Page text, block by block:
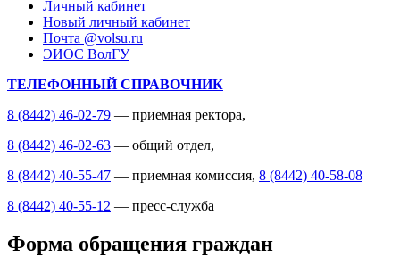
Личный кабинет
Новый личный кабинет
Почта @volsu.ru
ЭИОС ВолГУ
ТЕЛЕФОННЫЙ СПРАВОЧНИК
8 (8442) 46-02-79 — приемная ректора,
8 (8442) 46-02-63 — общий отдел,
8 (8442) 40-55-47 — приемная комиссия, 8 (8442) 40-58-08
8 (8442) 40-55-12 — пресс-служба
Форма обращения граждан